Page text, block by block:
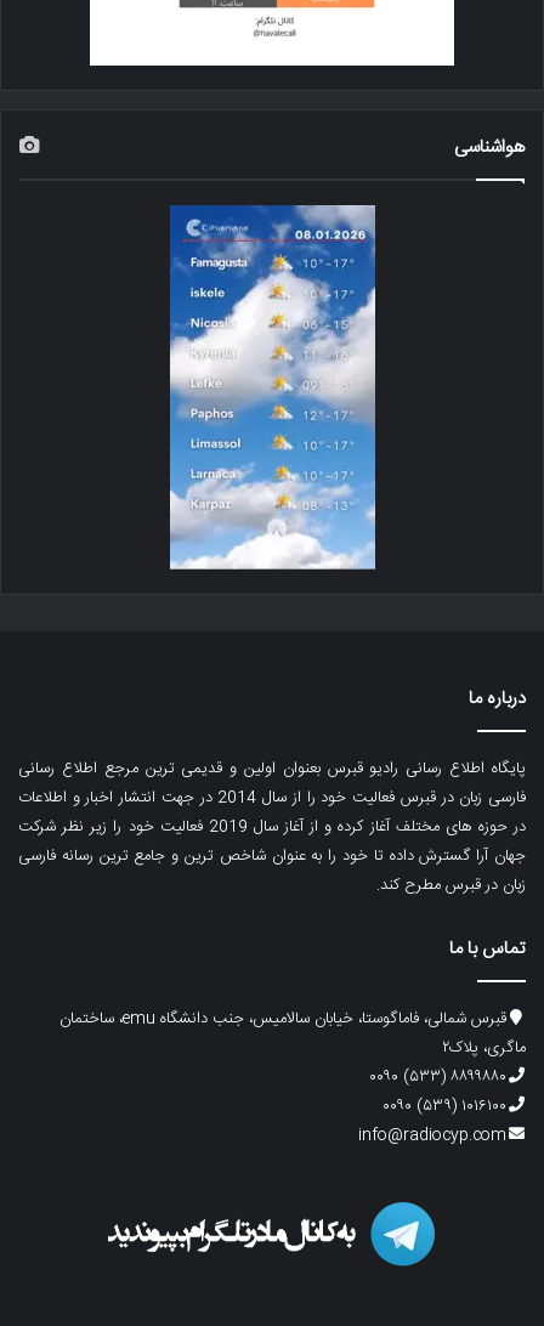
هواشناسی
درباره ما
پایگاه اطلاع رسانی رادیو قبرس بعنوان اولین و قدیمی ترین مرجع اطلاع رسانی
فارسی زبان در قبرس فعالیت خود را از سال 2014 در جهت انتشار اخبار و اطلاعات
در حوزه های مختلف آغاز کرده و از آغاز سال 2019 فعالیت خود را زیر نظر شرکت
جهان آرا گسترش داده تا خود را به عنوان شاخص ترین و جامع ترین رسانه فارسی
زبان در قبرس مطرح کند.
تماس با ما
قبرس شمالی، فاماگوستا، خیابان سالامیس، جنب دانشگاه emu، ساختمان
ماگری، پلاک۲
۸۸۹۹۸۸۰ (۵۳۳) ۰۰۹۰
۱۰۱۶۱۰۰ (۵۳۹) ۰۰۹۰
info@radiocyp.com